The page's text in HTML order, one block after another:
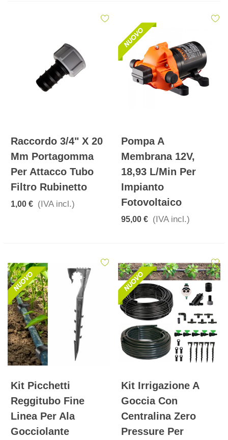
Raccordo 3/4" X 20
Mm Portagomma
Per Attacco Tubo
Filtro Rubinetto
1,00 € (IVA incl.)
Pompa A
Membrana 12V,
18,93 L/min Per
Impianto
Fotovoltaico
95,00 € (IVA incl.)
Kit Picchetti
Reggitubo Fine
Linea Per Ala
Gocciolante
Kit Irrigazione A
Goccia Con
Centralina Zero
Pressure Per